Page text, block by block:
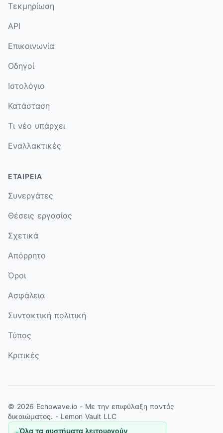
Τεκμηρίωση
API
Επικοινωνία
Οδηγοί
Ιστολόγιο
Κατάσταση
Τι νέο υπάρχει
Εναλλακτικές
ΕΤΑΙΡΕΊΑ
Συνεργάτες
Θέσεις εργασίας
Σχετικά
Απόρρητο
Όροι
Ασφάλεια
Συντακτική πολιτική
Τύπος
Κριτικές
© 2026 Echowave.io - Με την επιφύλαξη παντός
δικαιώματος. - Lemon Vault LLC
Όλα τα συστήματα λειτουργούν